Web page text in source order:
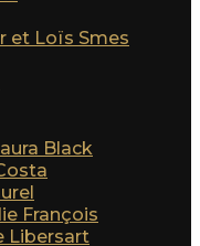
et Loïs Smes
Black
François
Libersart